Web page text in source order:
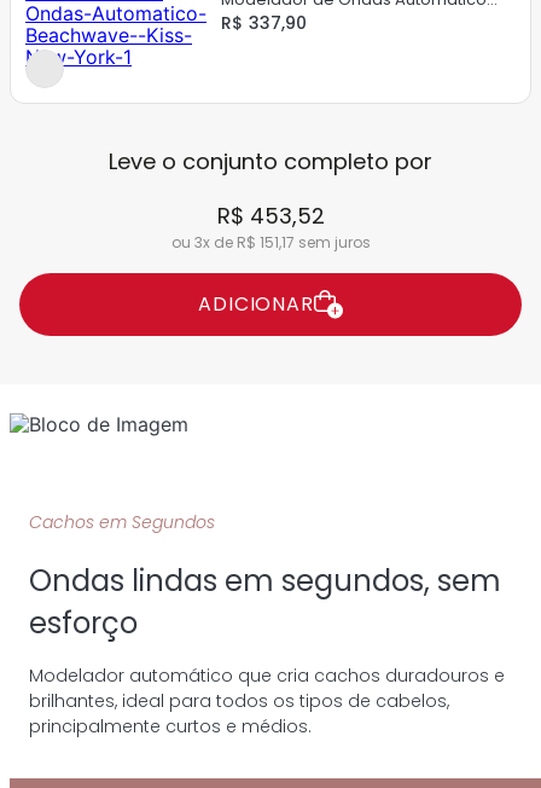
Beachwave - Kiss New York
R$ 337,90
Leve o conjunto completo por
R$ 453,52
ou 3x de R$ 151,17 sem juros
ADICIONAR
Cachos em Segundos
Ondas lindas em segundos, sem
esforço
Modelador automático que cria cachos duradouros e
brilhantes, ideal para todos os tipos de cabelos,
principalmente curtos e médios.